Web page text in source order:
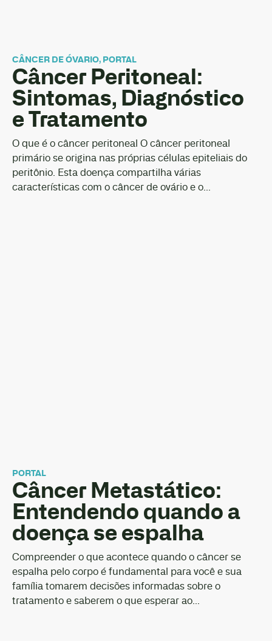
CÂNCER DE ÓVARIO, PORTAL
Câncer Peritoneal:
Sintomas, Diagnóstico
e Tratamento
O que é o câncer peritoneal O câncer peritoneal
primário se origina nas próprias células epiteliais do
peritônio. Esta doença compartilha várias
características com o câncer de ovário e o...
PORTAL
Câncer Metastático:
Entendendo quando a
doença se espalha
Compreender o que acontece quando o câncer se
espalha pelo corpo é fundamental para você e sua
família tomarem decisões informadas sobre o
tratamento e saberem o que esperar ao...